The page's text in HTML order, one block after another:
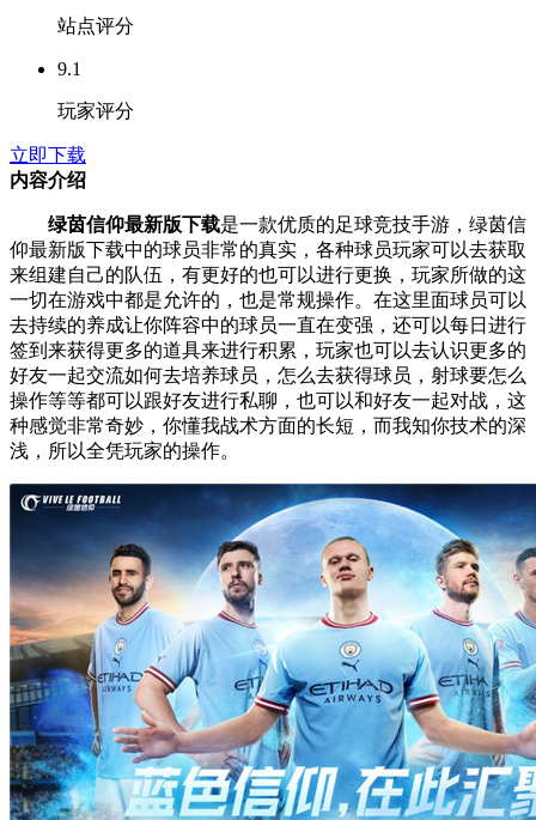
站点评分
9.1
玩家评分
立即下载
内容介绍
绿茵信仰最新版下载是一款优质的足球竞技手游，绿茵信
仰最新版下载中的球员非常的真实，各种球员玩家可以去获取
来组建自己的队伍，有更好的也可以进行更换，玩家所做的这
一切在游戏中都是允许的，也是常规操作。在这里面球员可以
去持续的养成让你阵容中的球员一直在变强，还可以每日进行
签到来获得更多的道具来进行积累，玩家也可以去认识更多的
好友一起交流如何去培养球员，怎么去获得球员，射球要怎么
操作等等都可以跟好友进行私聊，也可以和好友一起对战，这
种感觉非常奇妙，你懂我战术方面的长短，而我知你技术的深
浅，所以全凭玩家的操作。